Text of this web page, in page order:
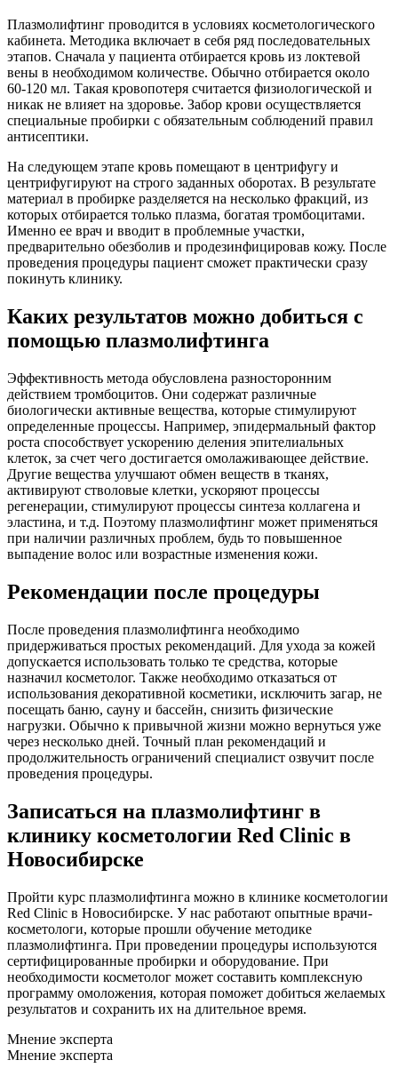
Плазмолифтинг проводится в условиях косметологического
кабинета. Методика включает в себя ряд последовательных
этапов. Сначала у пациента отбирается кровь из локтевой
вены в необходимом количестве. Обычно отбирается около
60-120 мл. Такая кровопотеря считается физиологической и
никак не влияет на здоровье. Забор крови осуществляется
специальные пробирки с обязательным соблюдений правил
антисептики.
На следующем этапе кровь помещают в центрифугу и
центрифугируют на строго заданных оборотах. В результате
материал в пробирке разделяется на несколько фракций, из
которых отбирается только плазма, богатая тромбоцитами.
Именно ее врач и вводит в проблемные участки,
предварительно обезболив и продезинфицировав кожу. После
проведения процедуры пациент сможет практически сразу
покинуть клинику.
Каких результатов можно добиться с
помощью плазмолифтинга
Эффективность метода обусловлена разносторонним
действием тромбоцитов. Они содержат различные
биологически активные вещества, которые стимулируют
определенные процессы. Например, эпидермальный фактор
роста способствует ускорению деления эпителиальных
клеток, за счет чего достигается омолаживающее действие.
Другие вещества улучшают обмен веществ в тканях,
активируют стволовые клетки, ускоряют процессы
регенерации, стимулируют процессы синтеза коллагена и
эластина, и т.д. Поэтому плазмолифтинг может применяться
при наличии различных проблем, будь то повышенное
выпадение волос или возрастные изменения кожи.
Рекомендации после процедуры
После проведения плазмолифтинга необходимо
придерживаться простых рекомендаций. Для ухода за кожей
допускается использовать только те средства, которые
назначил косметолог. Также необходимо отказаться от
использования декоративной косметики, исключить загар, не
посещать баню, сауну и бассейн, снизить физические
нагрузки. Обычно к привычной жизни можно вернуться уже
через несколько дней. Точный план рекомендаций и
продолжительность ограничений специалист озвучит после
проведения процедуры.
Записаться на плазмолифтинг в
клинику косметологии Red Clinic в
Новосибирске
Пройти курс плазмолифтинга можно в клинике косметологии
Red Clinic в Новосибирске. У нас работают опытные врачи-
косметологи, которые прошли обучение методике
плазмолифтинга. При проведении процедуры используются
сертифицированные пробирки и оборудование. При
необходимости косметолог может составить комплексную
программу омоложения, которая поможет добиться желаемых
результатов и сохранить их на длительное время.
Мнение эксперта
Мнение эксперта